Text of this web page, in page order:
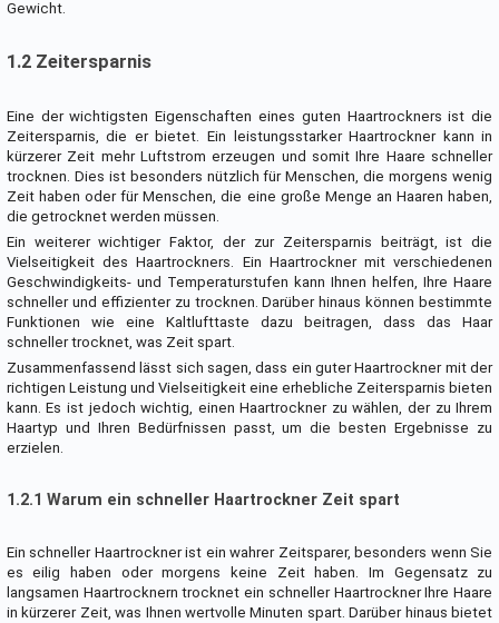
Gewicht.
1.2 Zeitersparnis
Eine der wichtigsten Eigenschaften eines guten Haartrockners ist die
Zeitersparnis, die er bietet. Ein leistungsstarker Haartrockner kann in
kürzerer Zeit mehr Luftstrom erzeugen und somit Ihre Haare schneller
trocknen. Dies ist besonders nützlich für Menschen, die morgens wenig
Zeit haben oder für Menschen, die eine große Menge an Haaren haben,
die getrocknet werden müssen.
Ein weiterer wichtiger Faktor, der zur Zeitersparnis beiträgt, ist die
Vielseitigkeit des Haartrockners. Ein Haartrockner mit verschiedenen
Geschwindigkeits- und Temperaturstufen kann Ihnen helfen, Ihre Haare
schneller und effizienter zu trocknen. Darüber hinaus können bestimmte
Funktionen wie eine Kaltlufttaste dazu beitragen, dass das Haar
schneller trocknet, was Zeit spart.
Zusammenfassend lässt sich sagen, dass ein guter Haartrockner mit der
richtigen Leistung und Vielseitigkeit eine erhebliche Zeitersparnis bieten
kann. Es ist jedoch wichtig, einen Haartrockner zu wählen, der zu Ihrem
Haartyp und Ihren Bedürfnissen passt, um die besten Ergebnisse zu
erzielen.
1.2.1 Warum ein schneller Haartrockner Zeit spart
Ein schneller Haartrockner ist ein wahrer Zeitsparer, besonders wenn Sie
es eilig haben oder morgens keine Zeit haben. Im Gegensatz zu
langsamen Haartrocknern trocknet ein schneller Haartrockner Ihre Haare
in kürzerer Zeit, was Ihnen wertvolle Minuten spart. Darüber hinaus bietet